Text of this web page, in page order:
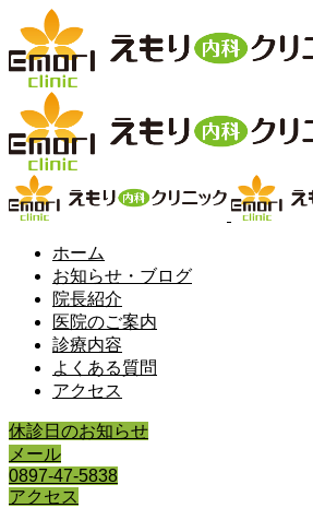
ホーム
お知らせ・ブログ
院長紹介
医院のご案内
診療内容
よくある質問
アクセス
休診日のお知らせ
メール
0897-47-5838
アクセス